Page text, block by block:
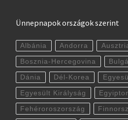
Ünnepnapok országok szerint
Albánia Andorra
Bosznia-Hercegovina
Dánia Dél-Korea
Egyesült Királyság
Fehéroroszország